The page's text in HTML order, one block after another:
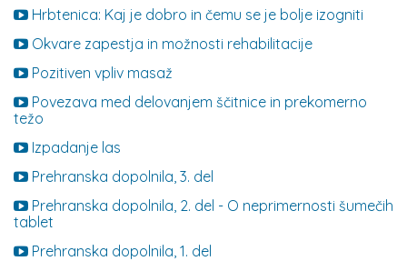
Hrbtenica: Kaj je dobro in čemu se je bolje izogniti
Okvare zapestja in možnosti rehabilitacije
Pozitiven vpliv masaž
Povezava med delovanjem ščitnice in prekomerno
težo
Izpadanje las
Prehranska dopolnila, 3. del
Prehranska dopolnila, 2. del - O neprimernosti šumečih
tablet
Prehranska dopolnila, 1. del